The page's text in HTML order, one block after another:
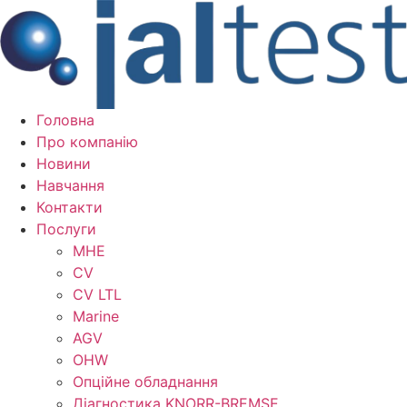
Перейти
до
вмісту
Головна
Про компанію
Новини
Навчання
Контакти
Послуги
MHE
CV
CV LTL
Marine
AGV
OHW
Опційне обладнання